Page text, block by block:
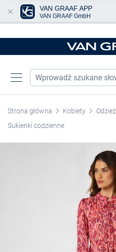
Strona główna Kobiety Odzież
Sukienki codzienne
VAN GRAAF APP
VAN GRAAF GmbH